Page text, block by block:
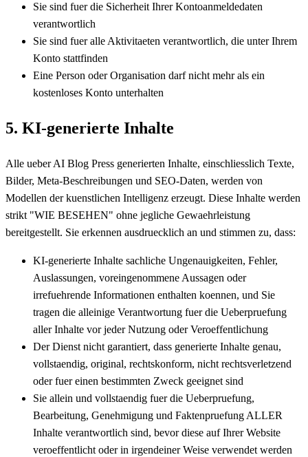
Sie sind fuer die Sicherheit Ihrer Kontoanmeldedaten
verantwortlich
Sie sind fuer alle Aktivitaeten verantwortlich, die unter Ihrem
Konto stattfinden
Eine Person oder Organisation darf nicht mehr als ein
kostenloses Konto unterhalten
5. KI-generierte Inhalte
Alle ueber AI Blog Press generierten Inhalte, einschliesslich Texte,
Bilder, Meta-Beschreibungen und SEO-Daten, werden von
Modellen der kuenstlichen Intelligenz erzeugt. Diese Inhalte werden
strikt "WIE BESEHEN" ohne jegliche Gewaehrleistung
bereitgestellt. Sie erkennen ausdruecklich an und stimmen zu, dass:
KI-generierte Inhalte sachliche Ungenauigkeiten, Fehler,
Auslassungen, voreingenommene Aussagen oder
irrefuehrende Informationen enthalten koennen, und Sie
tragen die alleinige Verantwortung fuer die Ueberpruefung
aller Inhalte vor jeder Nutzung oder Veroeffentlichung
Der Dienst nicht garantiert, dass generierte Inhalte genau,
vollstaendig, original, rechtskonform, nicht rechtsverletzend
oder fuer einen bestimmten Zweck geeignet sind
Sie allein und vollstaendig fuer die Ueberpruefung,
Bearbeitung, Genehmigung und Faktenpruefung ALLER
Inhalte verantwortlich sind, bevor diese auf Ihrer Website
veroeffentlicht oder in irgendeiner Weise verwendet werden